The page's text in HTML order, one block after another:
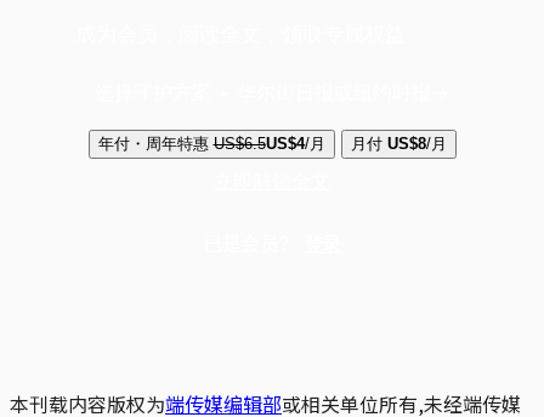
年付・周年特惠 US$6.5US$4/月 月付 US$8/月
本刊载内容版权为端传媒编辑部或相关单位所有,未经端传媒